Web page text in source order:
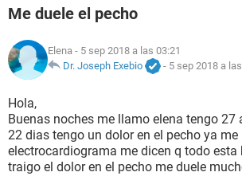
NUTRICIÓN
BIENESTAR
SEXUALIDAD
Me duele el pecho
Elena - 5 sep 2018 a las 03:21
Dr. Joseph Exebio
- 5 sep 2018 a
Hola,
Buenas noches me llamo elena tengo 27
22 dias tengo un dolor en el pecho ya me
electrocardiograma me dicen q todo esta
traigo el dolor en el pecho me duele